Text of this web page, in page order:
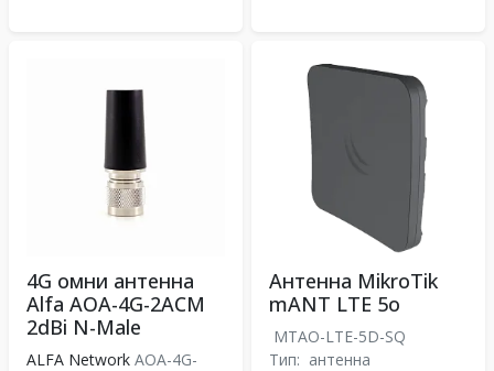
4G омни антенна
Alfa AOA-4G-2ACM
2dBi N-Male
ALFA Network AOA-4G-
Антенна MikroTik
mANT LTE 5o
MTAO-LTE-5D-SQ
Тип: антенна